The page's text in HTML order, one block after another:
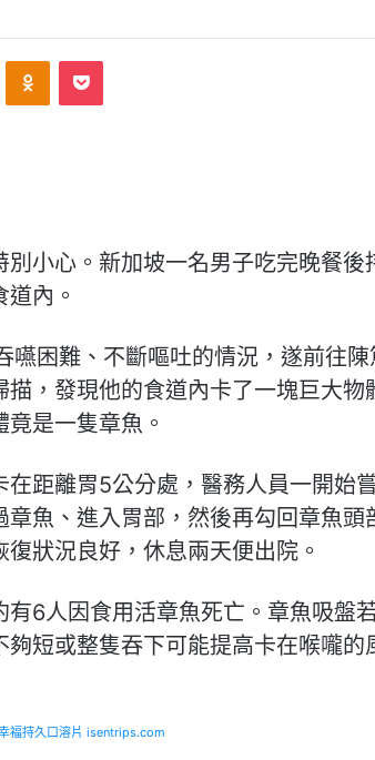
小心。新加坡一名男子吃完晚餐後
內。
嚥困難、不斷嘔吐的情況，遂前往
，發現他的食道內卡了一塊巨大物
是一隻章魚。
距離胃5公分處，醫務人員一開始
魚、進入胃部，然後再勾回章魚頭
狀況良好，休息兩天便出院。
6人因食用活章魚死亡。章魚吸盤
短或整隻吞下可能提高卡在喉嚨的
福持久口溶片 isentrips.com